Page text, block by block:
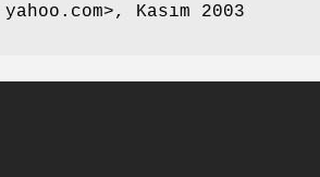
Kasım 2003